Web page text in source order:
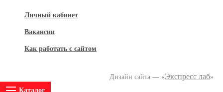
Личный кабинет
Вакансии
Как работать с сайтом
Дизайн сайта — «Экспресс лаб»
Каталог